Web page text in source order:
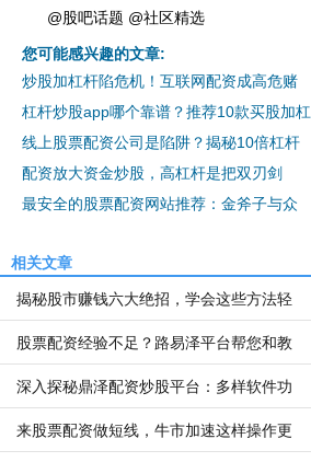
@股吧话题 @社区精选
您可能感兴趣的文章:
炒股加杠杆陷危机！互联网配资成高危赌
杠杆炒股app哪个靠谱？推荐10款买股加杠
线上股票配资公司是陷阱？揭秘10倍杠杆
配资放大资金炒股，高杠杆是把双刃剑
最安全的股票配资网站推荐：金斧子与众
相关文章
揭秘股市赚钱六大绝招，学会这些方法轻
股票配资经验不足？路易泽平台帮您和教
深入探秘鼎泽配资炒股平台：多样软件功
来股票配资做短线，牛市加速这样操作更